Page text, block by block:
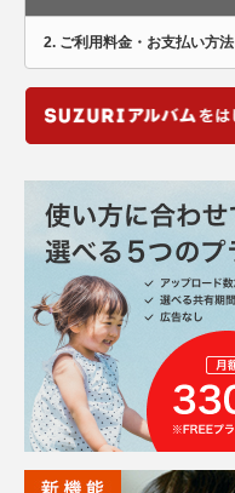
2. ご利用料金・お支払い方法